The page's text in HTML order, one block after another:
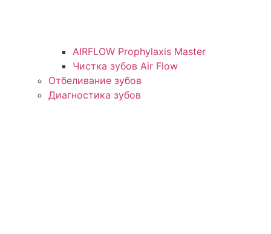
AIRFLOW Prophylaxis Master
Чистка зубов Air Flow
Отбеливание зубов
Диагностика зубов